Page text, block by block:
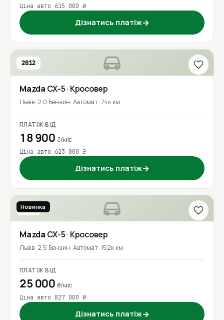
Ціна авто 615 000 ₴
Дізнатись платіж→
2012
Mazda CX-5· Кросовер
Львів 2.0 Бензин Автомат 74к км
ПЛАТІЖ ВІД
18 900 ₴/міс
Ціна авто 623 000 ₴
Дізнатись платіж→
2017
Новинка
Mazda CX-5· Кросовер
Львів 2.5 Бензин Автомат 152к км
ПЛАТІЖ ВІД
25 000 ₴/міс
Ціна авто 827 000 ₴
Дізнатись платіж→